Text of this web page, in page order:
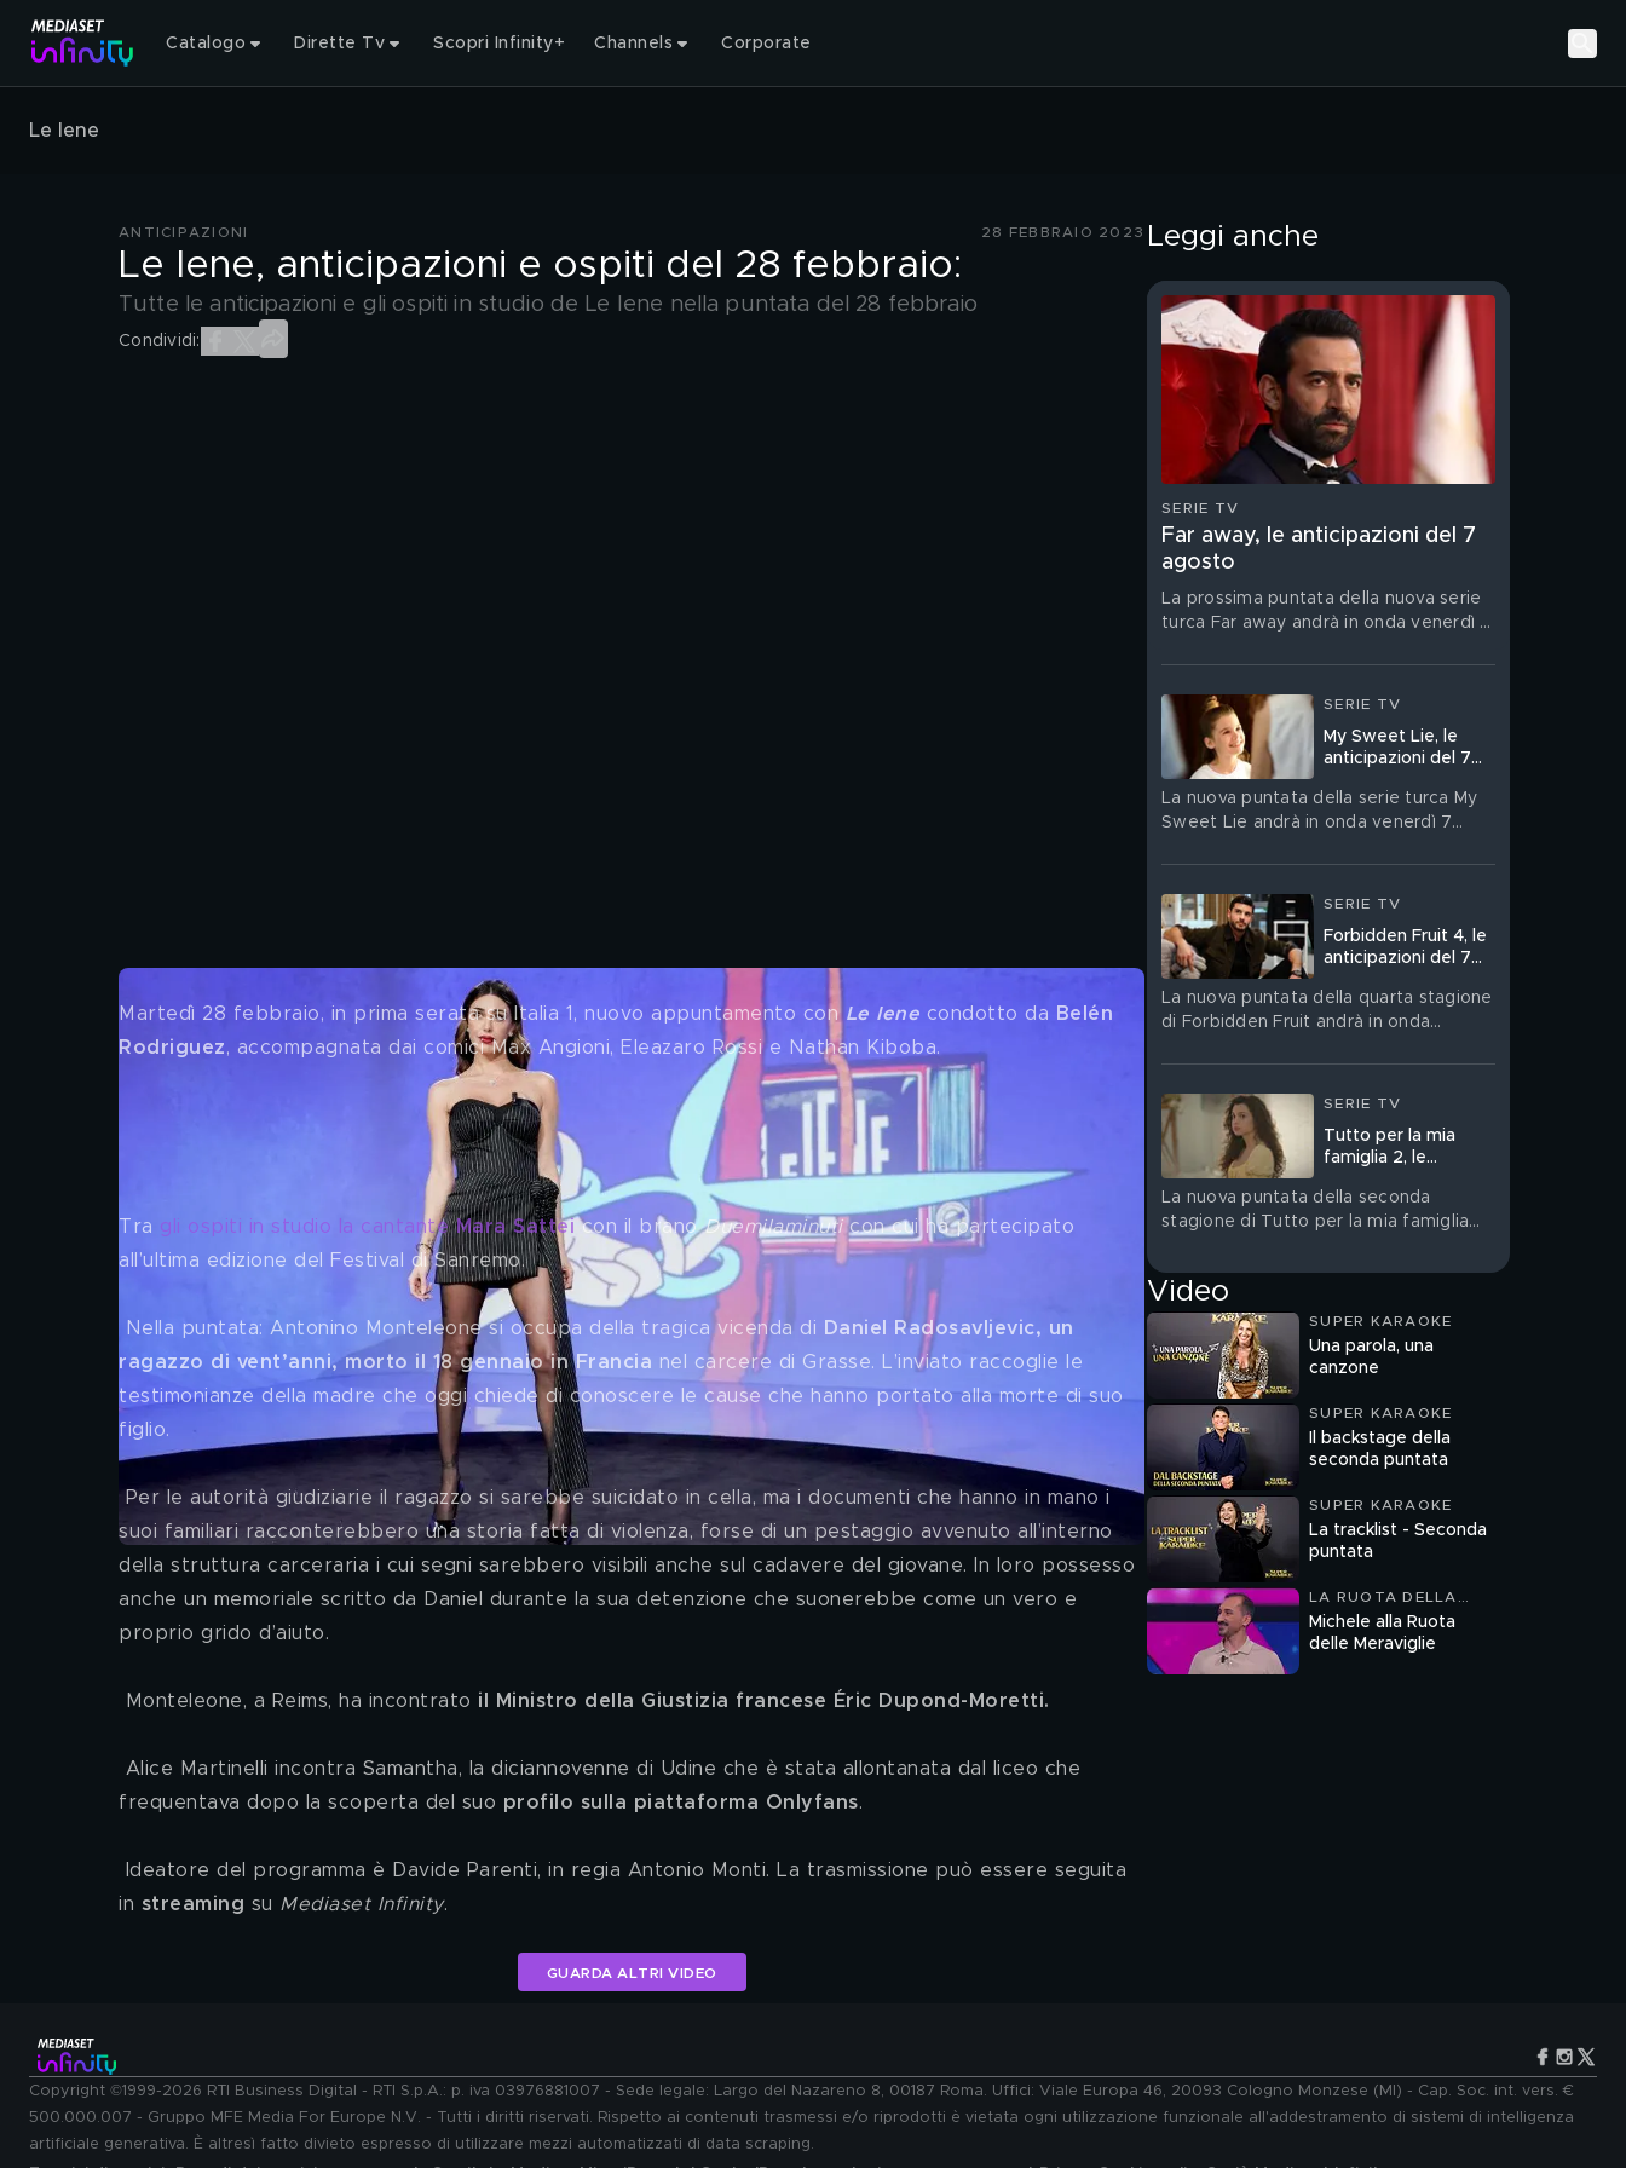
Catalogo Dirette Tv Scopri Infinity+ Channels Corporate
Le Iene
ANTICIPAZIONI 28 FEBBRAIO 2023
Le Iene, anticipazioni e ospiti del 28 febbraio:
Tutte le anticipazioni e gli ospiti in studio de Le Iene nella puntata del 28 febbraio
Condividi:
Martedì 28 febbraio, in prima serata su Italia 1, nuovo appuntamento con Le Iene condotto da
Belén
Rodriguez, accompagnata dai comici Max Angioni, Eleazaro Rossi e Nathan Kiboba.
Le Iene, ospiti e anticipazioni del 28 febbraio
Tra gli ospiti in studio la cantante Mara Sattei con il brano Duemilaminuti con cui ha partecipato
all’ultima edizione del Festival di Sanremo.
Nella puntata: Antonino Monteleone si occupa della tragica vicenda di
Daniel Radosavljevic, un
ragazzo di vent’anni, morto il 18 gennaio in Francia nel carcere di Grasse. L’inviato raccoglie le
testimonianze della madre che oggi chiede di conoscere le cause che hanno portato alla morte di suo
figlio.
suoi familiari racconterebbero una storia fatta di violenza, forse di un pestaggio avvenuto all’interno
della struttura carceraria i cui segni sarebbero visibili anche sul cadavere del giovane. In loro possesso
anche un memoriale scritto da Daniel durante la sua detenzione che suonerebbe come un vero e
proprio grido d’aiuto.
Monteleone, a Reims, ha incontrato il Ministro della Giustizia francese Éric Dupond-Moretti.
frequentava dopo la scoperta del suo profilo sulla piattaforma Onlyfans.
in streaming su Mediaset Infinity.
GUARDA ALTRI VIDEO
Leggi anche
SERIE TV
Far away, le anticipazioni del 7
agosto
La prossima puntata della nuova serie
turca Far away andrà in onda venerdì 7
SERIE TV
My Sweet Lie, le
anticipazioni del 7
La nuova puntata della serie turca My
Sweet Lie andrà in onda venerdì 7
SERIE TV
Forbidden Fruit 4, le
anticipazioni del 7
La nuova puntata della quarta stagione
di Forbidden Fruit andrà in onda
SERIE TV
Tutto per la mia
famiglia 2, le
agosto
La nuova puntata della seconda
stagione di Tutto per la mia famiglia
Canale 5
Video
SUPER KARAOKE
Una parola, una
canzone
SUPER KARAOKE
Il backstage della
seconda puntata
SUPER KARAOKE
La tracklist - Seconda
puntata
LA RUOTA DELLA
FORTUNA
Michele alla Ruota
delle Meraviglie
Copyright ©1999-2026 RTI Business Digital - RTI S.p.A.: p. iva 03976881007 - Sede legale: Largo del Nazareno 8, 00187 Roma. Uffici: Viale Europa 46, 20093 Cologno Monzese (MI) - Cap. Soc. int. vers. €
500.000.007 - Gruppo MFE Media For Europe N.V. - Tutti i diritti riservati. Rispetto ai contenuti trasmessi e/o riprodotti è vietata ogni utilizzazione funzionale all'addestramento di sistemi di intelligenza
artificiale generativa. È altresì fatto divieto espresso di utilizzare mezzi automatizzati di data scraping.